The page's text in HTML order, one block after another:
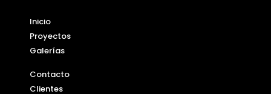
Inicio
Proyectos
Galerías
Contacto
Clientes